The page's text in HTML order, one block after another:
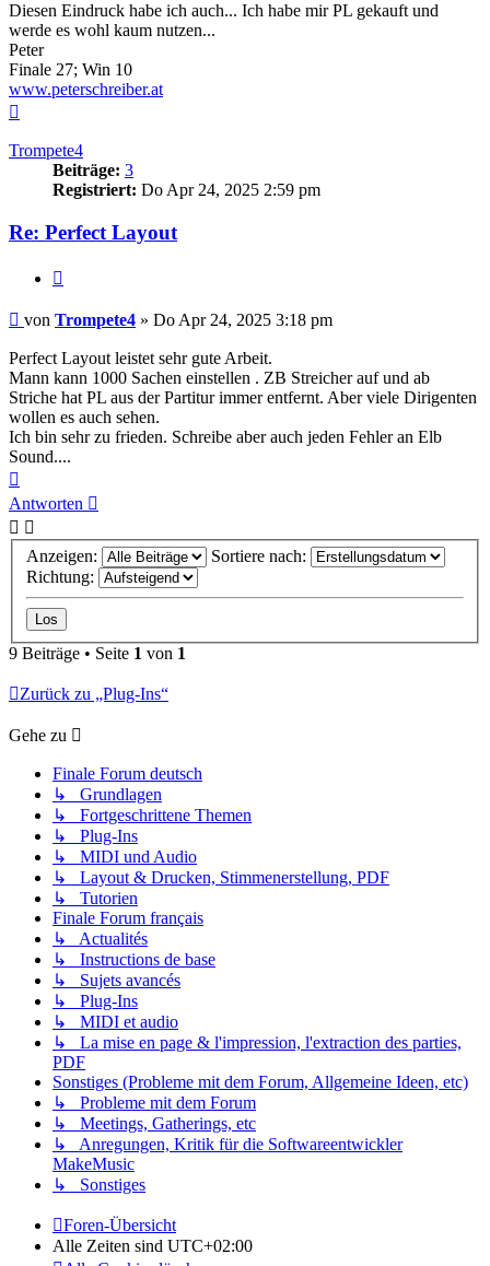
Diesen Eindruck habe ich auch... Ich habe mir PL gekauft und
werde es wohl kaum nutzen...
Peter
Finale 27; Win 10
www.peterschreiber.at
Trompete4
Beiträge: 3
Registriert: Do Apr 24, 2025 2:59 pm
Re: Perfect Layout
Beitrag
von Trompete4 » Do Apr 24, 2025 3:18 pm
Perfect Layout leistet sehr gute Arbeit.
Mann kann 1000 Sachen einstellen . ZB Streicher auf und ab
Striche hat PL aus der Partitur immer entfernt. Aber viele Dirigenten
wollen es auch sehen.
Ich bin sehr zu frieden. Schreibe aber auch jeden Fehler an Elb
Sound....
oben
Antworten
Anzeigen:
Sortiere nach:
Richtung:
9 Beiträge • Seite 1 von 1
Zurück zu „Plug-Ins“
Gehe zu
Finale Forum deutsch
↳ Grundlagen
↳ Fortgeschrittene Themen
↳ Plug-Ins
↳ MIDI und Audio
↳ Layout & Drucken, Stimmenerstellung, PDF
↳ Tutorien
Finale Forum français
↳ Actualités
↳ Instructions de base
↳ Sujets avancés
↳ Plug-Ins
↳ MIDI et audio
↳ La mise en page & l'impression, l'extraction des parties,
PDF
Sonstiges (Probleme mit dem Forum, Allgemeine Ideen, etc)
↳ Probleme mit dem Forum
↳ Meetings, Gatherings, etc
↳ Anregungen, Kritik für die Softwareentwickler
MakeMusic
↳ Sonstiges
Foren-Übersicht
Alle Zeiten sind UTC+02:00